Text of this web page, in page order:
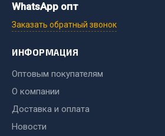
Запчасти ЯМЗ
Двигатель
Система питания
WhatsApp опт
Заказать обратный звонок
ИНФОРМАЦИЯ
Оптовым покупателям
О компании
Доставка и оплата
Новости